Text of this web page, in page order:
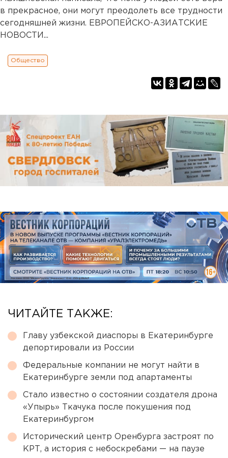
в прекрасное, они могут преодолеть все трудности
сегодняшней жизни. ЕВРОПЕЙСКО-АЗИАТСКИЕ
НОВОСТИ...
Общество
ЧИТАЙТЕ ТАКЖЕ:
Главу узбекской диаспоры в Екатеринбурге
депортировали из России
Федеральные компании не могут найти в
Екатеринбурге земли под апартаменты
Стало известно о состоянии создателя дрона
«Упырь» Ткачука после покушения под
Екатеринбургом
Исторический центр Оренбурга застроят по
КРТ, а история с небоскребами — на паузе